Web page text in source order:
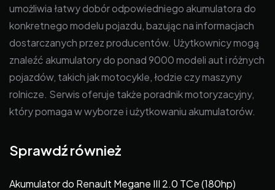
umożliwia łatwy dobór odpowiedniego akumulatora do
konkretnego modelu pojazdu, bazując na informacjach
dostarczanych przez producentów. Użytkownicy mogą
znaleźć akumulatory do ponad 9000 modeli aut i różnych
pojazdów, takich jak motocykle, łodzie czy maszyny
rolnicze. Serwis oferuje także poradnik motoryzacyjny,
który pomaga w wyborze i użytkowaniu akumulatorów.
Sprawdź również
Akumulator do Renault Megane III 2.0 TCe (180hp)